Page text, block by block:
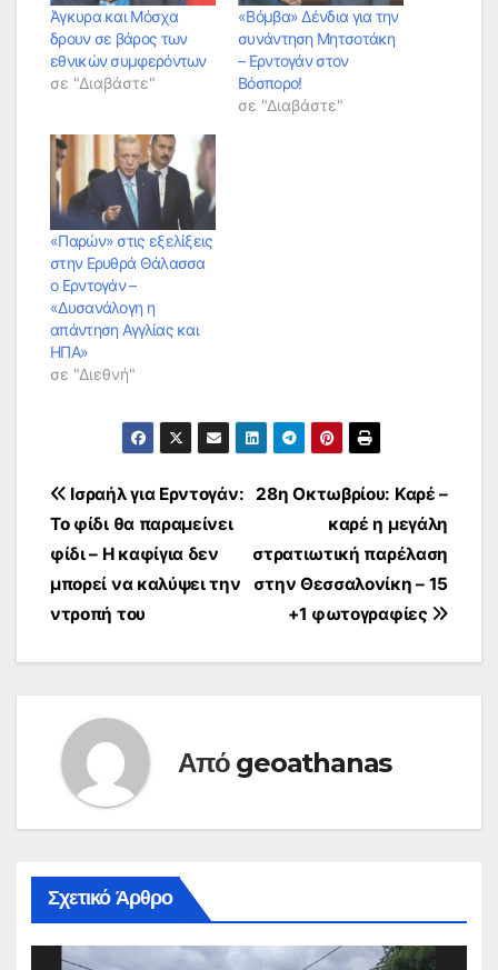
Άγκυρα και Μόσχα
δρουν σε βάρος των
εθνικών συμφερόντων
σε "Διαβάστε"
«Βόμβα» Δένδια για την
συνάντηση Μητσοτάκη
– Ερντογάν στον
Βόσπορο!
σε "Διαβάστε"
«Παρών» στις εξελίξεις
στην Ερυθρά Θάλασσα
ο Ερντογάν –
«Δυσανάλογη η
απάντηση Αγγλίας και
ΗΠΑ»
σε "Διεθνή"
Πλοήγηση
άρθρων
28η Οκτωβρίου: Καρέ –
καρέ η μεγάλη
στρατιωτική παρέλαση
στην Θεσσαλονίκη – 15
+1 φωτογραφίες
Ισραήλ για Ερντογάν:
Το φίδι θα παραμείνει
φίδι – Η καφίγια δεν
μπορεί να καλύψει την
ντροπή του
Από geoathanas
Σχετικό Άρθρο